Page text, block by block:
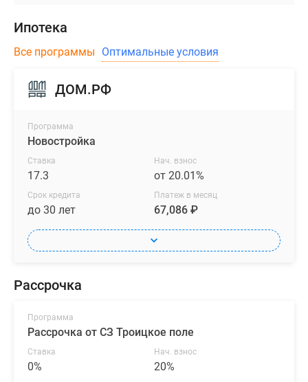
Ипотека
Все программы Оптимальные условия
ДОМ.РФ
Программа
Новостройка
Ставка
17.3
Нач. взнос
от 20.01%
Срок кредита
до 30 лет
Платеж в месяц
67,086 ₽
Рассрочка
Программа
Рассрочка от СЗ Троицкое поле
Ставка
0%
Нач. взнос
20%